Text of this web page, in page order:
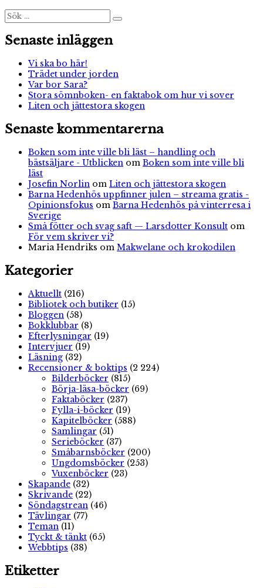
Sök
efter:
Sök
Senaste inläggen
Vi ska bo här!
Trädet under jorden
Var bor Sara?
Stora sömnboken- en faktabok om hur vi sover
Liten och jättestora skogen
Senaste kommentarerna
Boken som inte ville bli läst – handling och
bästsäljare - Utblicken om Boken som inte ville bli
läst
Josefin Norlin om Liten och jättestora skogen
Barna Hedenhös uppfinner julen – streama gratis -
Opinionsfokus om Barna Hedenhös på vinterresa i
Sverige
Små fötter och svag saft — Larsdotter Konsult om
För vem skriver vi?
Maria Hendriks om Makwelane och krokodilen
Kategorier
Aktuellt (216)
Bibliotek och butiker (15)
Bloggen (58)
Bokklubbar (8)
Efterlysningar (19)
Intervjuer (19)
Läsning (32)
Recensioner & boktips (2 224)
Bilderböcker (815)
Börja-läsa-böcker (69)
Faktaböcker (237)
Fylla-i-böcker (19)
Kapitelböcker (588)
Samlingar (51)
Serieböcker (37)
Småbarnsböcker (200)
Ungdomsböcker (253)
Vuxenböcker (23)
Skapande (32)
Skrivande (22)
Söndagstrean (46)
Tävlingar (77)
Teman (11)
Tyckt & tänkt (65)
Webbtips (38)
Etiketter